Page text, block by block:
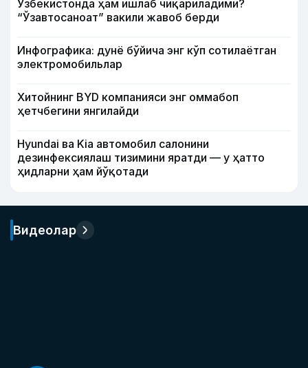
Ўзбекистонда ҳам ишлаб чиқариладими?
“Ўзавтосаноат” вакили жавоб берди
Инфографика: дунё бўйича энг кўп сотилаётган
электромобильлар
Хитойнинг BYD компанияси энг оммабоп
ҳетчбегини янгилайди
Hyundai ва Kia автомобил салонини
дезинфексиялаш тизимини яратди — у ҳатто
ҳидларни ҳам йўқотади
Видеолар